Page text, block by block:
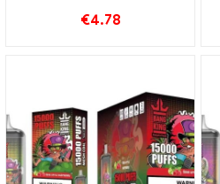
BANG KING Digital 15000
€4.78